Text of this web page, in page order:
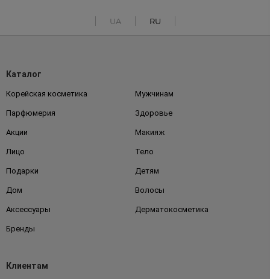
UA RU
Каталог
Корейская косметика Мужчинам
Парфюмерия Здоровье
Акции Макияж
Лицо Тело
Подарки Детям
Дом Волосы
Аксессуары Дерматокосметика
Бренды
Клиентам